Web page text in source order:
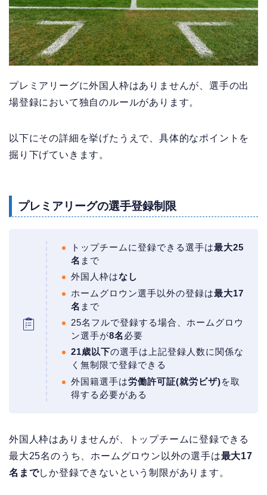
プレミアリーグに外国人枠はありませんが、選手の出
場登録において独自のルールがあります。
以下にその詳細を挙げたうえで、具体的なポイントを
掘り下げていきます。
プレミアリーグの選手登録制限
トップチームに登録できる選手は最大25
名 まで
外国人枠はなし
ホームグロウン選手以外の登録は最大17
名 まで
25名フルで登録する場合、ホームグロウ
ン選手が8名必要
21歳以下の選手は上記登録人数に関係な
く無制限で登録できる
外国籍選手は労働許可証(就労ビザ)を取
得する必要がある
外国人枠はありませんが、トップチームに登録できる
最大25名のうち、ホームグロウン以外の選手は最大17
名までしか登録できないという制限があります。